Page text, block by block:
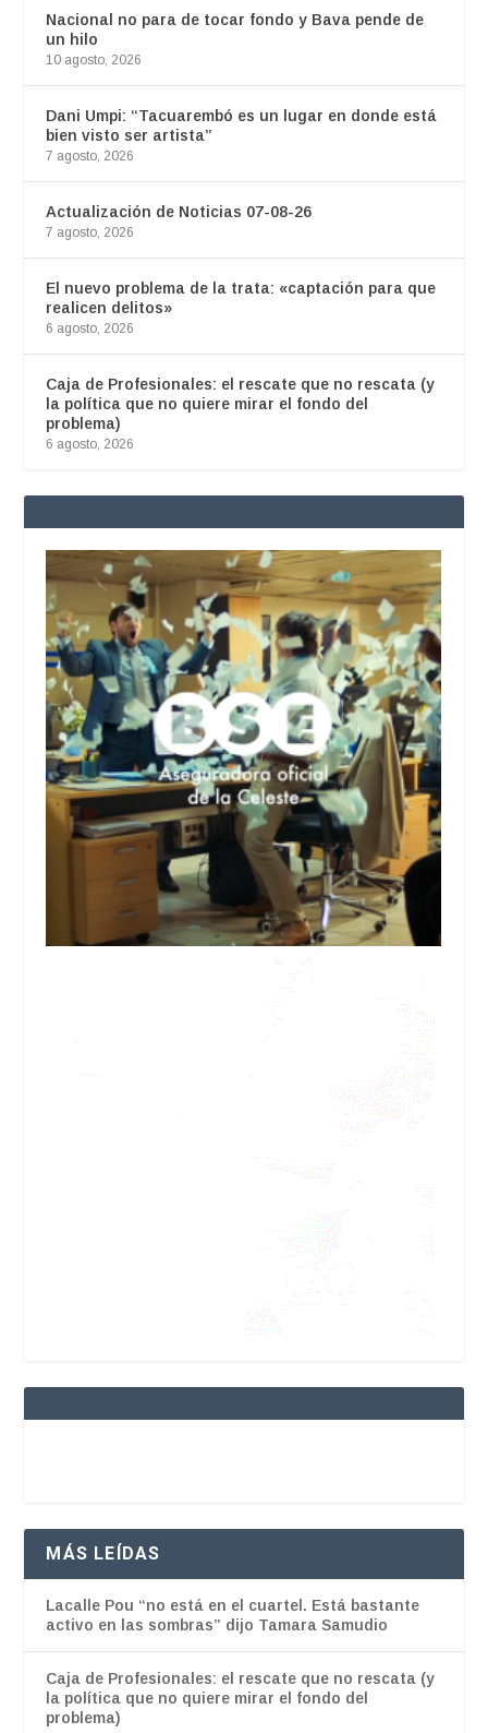
Nacional no para de tocar fondo y Bava pende de
un hilo
10 agosto, 2026
Dani Umpi: “Tacuarembó es un lugar en donde está
bien visto ser artista”
7 agosto, 2026
Actualización de Noticias 07-08-26
7 agosto, 2026
El nuevo problema de la trata: «captación para que
realicen delitos»
6 agosto, 2026
Caja de Profesionales: el rescate que no rescata (y
la política que no quiere mirar el fondo del
problema)
6 agosto, 2026
MÁS LEÍDAS
Lacalle Pou “no está en el cuartel. Está bastante
activo en las sombras” dijo Tamara Samudio
Caja de Profesionales: el rescate que no rescata (y
la política que no quiere mirar el fondo del
problema)